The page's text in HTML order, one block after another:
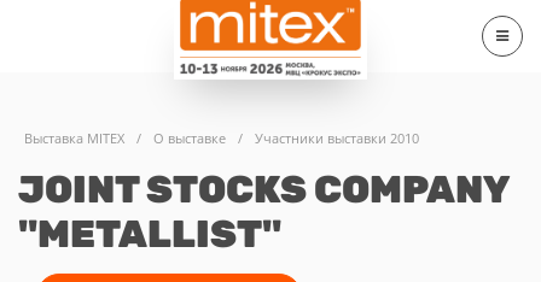
Выставка MITEX / О выставке / Участники выставки 2010
JOINT STOCKS COMPANY
"METALLIST"